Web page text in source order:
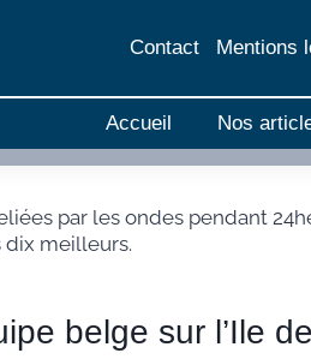
Contact Mentions
Accueil Nos
par les ondes pendant
meilleurs.
belge sur l’Ile